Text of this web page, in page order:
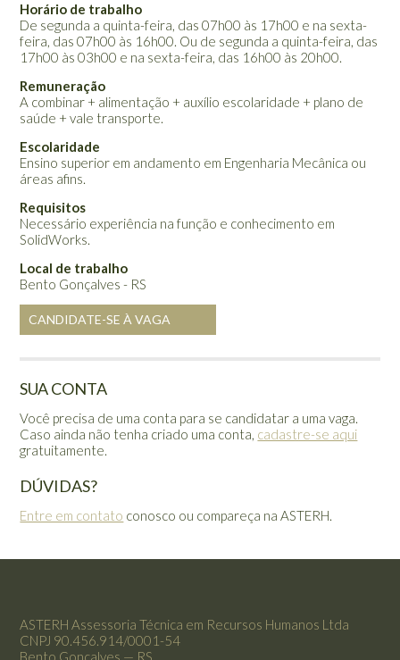
Horário de trabalho
De segunda a quinta-feira, das 07h00 às 17h00 e na sexta-
feira, das 07h00 às 16h00. Ou de segunda a quinta-feira, das
17h00 às 03h00 e na sexta-feira, das 16h00 às 20h00.
Remuneração
A combinar + alimentação + auxílio escolaridade + plano de
saúde + vale transporte.
Escolaridade
Ensino superior em andamento em Engenharia Mecânica ou
áreas afins.
Requisitos
Necessário experiência na função e conhecimento em
SolidWorks.
Local de trabalho
Bento Gonçalves - RS
CANDIDATE-SE À VAGA
SUA CONTA
Você precisa de uma conta para se candidatar a uma vaga.
Caso ainda não tenha criado uma conta, cadastre-se aqui
gratuitamente.
DÚVIDAS?
Entre em contato conosco ou compareça na ASTERH.
ASTERH Assessoria Técnica em Recursos Humanos Ltda
CNPJ 90.456.914/0001-54
Bento Gonçalves — RS